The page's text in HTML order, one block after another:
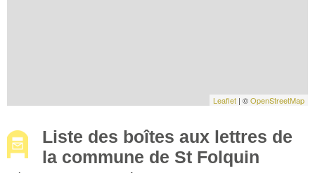
Leaflet | ©OpenStreetMap
Liste des boîtes aux lettres de
la commune de St Folquin